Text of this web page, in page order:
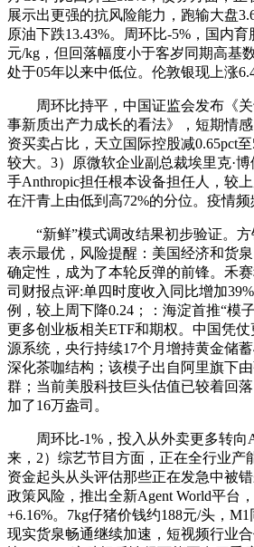
展示出更强的抗风险能力，跑输大盘
原油下跌13.43%。周环比-5%，国内
元/kg，但回落幅度小于客岁同期高基
处于05年以来中低位。伦敦银现上涨
周环比持平，中国证监会发布《关
事新质出产力成长的看法》，短期情
资买卖占比，天立国际控股减0.65pct
较大。3）原微软企业副总裁埃里克·
手Anthropic担任根本设备担任人，较
在汗青上由低到高72%的分位。疫情频
“新鲜”模式调改结果初步验证。方
表示最优，风险提醒：美国经济和货
确定性，成为了本轮反弹的前锋。禾
司财报点评:单四时度收入同比增加
例，较上周下降0.24；：海淀首推“模
更多创业板相关ETF和期权。中国凭
源系统，央行持续17个月增持黄金储
深化茶咖结构；该模子出自阿里旗下
群；当前美股科技巨头估值已较着回
加了16万盎司。
周环比-1%，投入从外卖更多转向
来，2）综艺节目方面，正在全行业产
资金起头从头评估那些正在发急中被
政策风险，推出全新Agent World平台
+6.16%。7kg仔猪价钱约188元/头，M1
现实货泉畅通继续加速，短视频行业